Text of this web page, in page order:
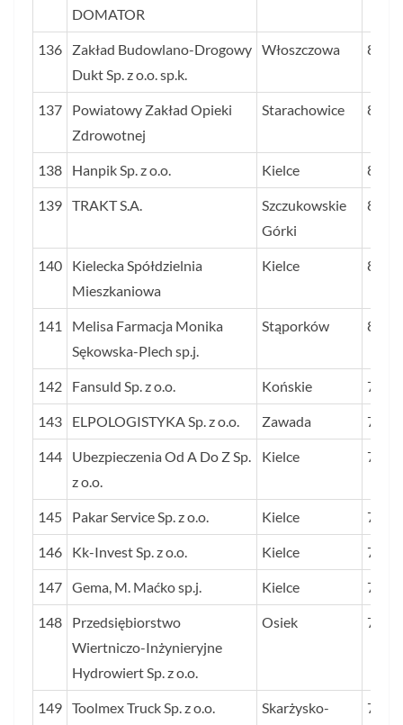
DOMATOR
136
Zakład Budowlano-Drogowy
Dukt Sp. z o.o. sp.k.
Włoszczowa 83
137
Powiatowy Zakład Opieki
Zdrowotnej
Starachowice 82
138 Hanpik Sp. z o.o. Kielce 81
139 TRAKT S.A.
Szczukowskie
Górki
81
140
Kielecka Spółdzielnia
Mieszkaniowa
Kielce 81
141
Melisa Farmacja Monika
Sękowska-Plech sp.j.
Stąporków 81
142 Fansuld Sp. z o.o. Końskie 79
143 ELPOLOGISTYKA Sp. z o.o. Zawada 79
144
Ubezpieczenia Od A Do Z Sp.
z o.o.
Kielce 79
145 Pakar Service Sp. z o.o. Kielce 78
146 Kk-Invest Sp. z o.o. Kielce 78
147 Gema, M. Maćko sp.j. Kielce 77
148
Przedsiębiorstwo
Wiertniczo-Inżynieryjne
Hydrowiert Sp. z o.o.
Osiek 77
149 Toolmex Truck Sp. z o.o.
Skarżysko-
76